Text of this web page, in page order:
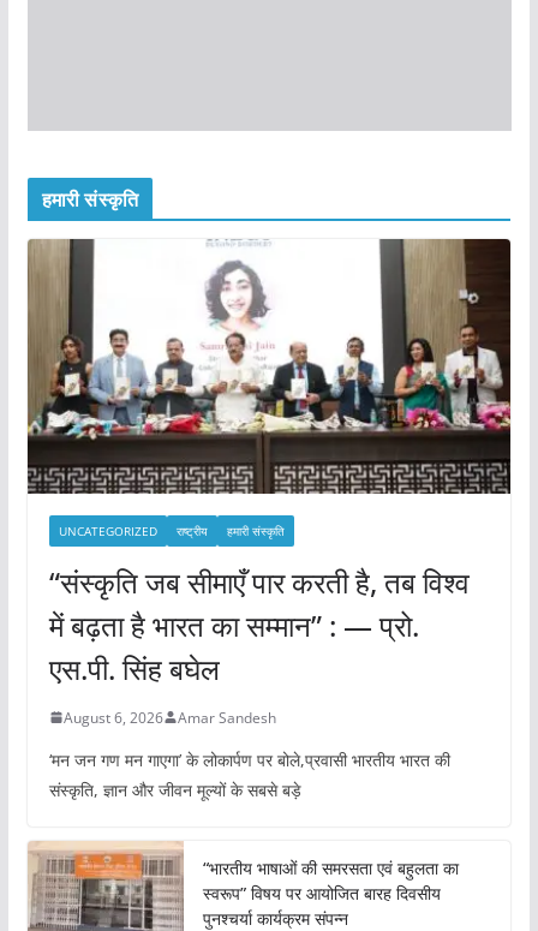
हमारी संस्कृति
UNCATEGORIZED राष्ट्रीय हमारी संस्कृति
“संस्कृति जब सीमाएँ पार करती है, तब विश्व
में बढ़ता है भारत का सम्मान” : — प्रो.
एस.पी. सिंह बघेल
August 6, 2026 Amar Sandesh
‘मन जन गण मन गाएगा’ के लोकार्पण पर बोले,प्रवासी भारतीय भारत की
संस्कृति, ज्ञान और जीवन मूल्यों के सबसे बड़े
“भारतीय भाषाओं की समरसता एवं बहुलता का
स्वरूप” विषय पर आयोजित बारह दिवसीय
पुनश्चर्या कार्यक्रम संपन्न